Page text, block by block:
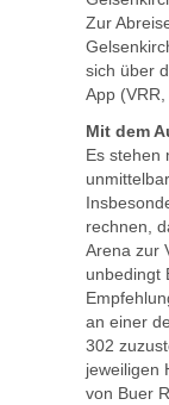
Zur
sich über
App
Mit dem
Es stehen
rechnen,
Arena zur
unbedingt
an einer
302
jeweiligen
von Buer